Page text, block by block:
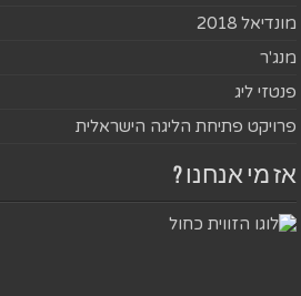
מונדיאל 2018
מנג'ר
פנטזי ליג
פרויקט פתיחת הליגה הישראלית
אז מי אנחנו ?